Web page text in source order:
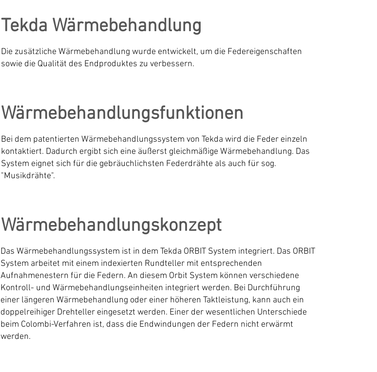
Tekda Wärmebehandlung
Die zusätzliche Wärmebehandlung wurde entwickelt, um die Federeigenschaften
sowie die Qualität des Endproduktes zu verbessern.
Wärmebehandlungsfunktionen
Bei dem patentierten Wärmebehandlungssystem von Tekda wird die Feder einzeln
kontaktiert. Dadurch ergibt sich eine äußerst gleichmäßige Wärmebehandlung. Das
System eignet sich für die gebräuchlichsten Federdrähte als auch für sog.
"Musikdrähte".
Wärmebehandlungskonzept
Das Wärmebehandlungssystem ist in dem Tekda ORBIT System integriert. Das ORBIT
System arbeitet mit einem indexierten Rundteller mit entsprechenden
Aufnahmenestern für die Federn. An diesem Orbit System können verschiedene
Kontroll- und Wärmebehandlungseinheiten integriert werden. Bei Durchführung
einer längeren Wärmebehandlung oder einer höheren Taktleistung, kann auch ein
doppelreihiger Drehteller eingesetzt werden. Einer der wesentlichen Unterschiede
beim Colombi-Verfahren ist, dass die Endwindungen der Federn nicht erwärmt
werden.